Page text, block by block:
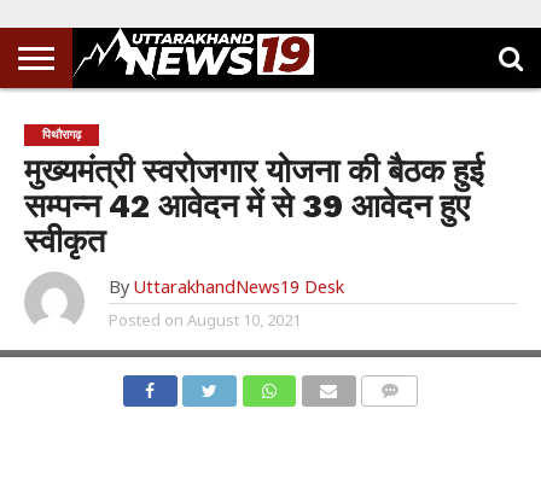
पिथौरागढ़
मुख्यमंत्री स्वरोजगार योजना की बैठक हुई
सम्पन्न 42 आवेदन में से 39 आवेदन हुए
स्वीकृत
By UttarakhandNews19 Desk
Posted on August 10, 2021